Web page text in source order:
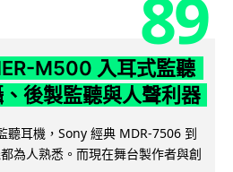
89
M500 入耳式監聽
後製監聽與人聲利器
聽耳機，Sony 經典 MDR-7506 到
為人熟悉。而現在舞台製作者與創